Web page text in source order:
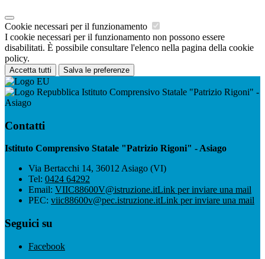
Cookie necessari per il funzionamento
I cookie necessari per il funzionamento non possono essere
disabilitati. È possibile consultare l'elenco nella pagina della cookie
policy.
Accetta tutti Salva le preferenze
Istituto Comprensivo Statale "Patrizio Rigoni" -
Asiago
Contatti
Istituto Comprensivo Statale "Patrizio Rigoni" - Asiago
Via Bertacchi 14, 36012 Asiago (VI)
Tel: 0424 64292
Email: VIIC88600V@istruzione.itLink per inviare una mail
PEC: viic88600v@pec.istruzione.itLink per inviare una mail
Seguici su
Facebook